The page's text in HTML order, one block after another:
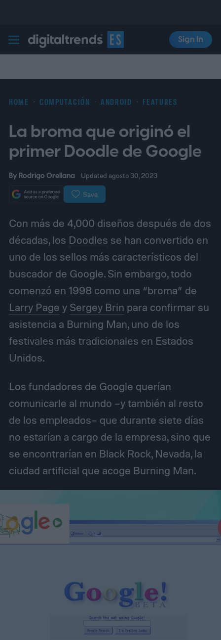
Digital Trends Español
Sign In
HOME COMPUTACIÓN ANDROID FEATURES
La broma que originó el
primer Doodle de Google
By Rodrigo Orellana Updated agosto 30, 2023
Save
Con más de 4,000 diseños después de dos
décadas, los Doodles se han convertido en
uno de los sellos más característicos del
buscador de Google. Sin embargo, todo
comenzó en 1998 como una “broma” de
Larry Page y Sergey Brin para confirmar su
asistencia a Burning Man, uno de los
festivales más tradicionales en Estados
Unidos.
Los fundadores de Google querían
comunicarle al mundo –y también al resto
de los empleados– que durante siete días
no estarían a cargo de la empresa, sino que
se encontrarían en Black Rock, Nevada, la
ciudad artificial que acoge Burning Man.